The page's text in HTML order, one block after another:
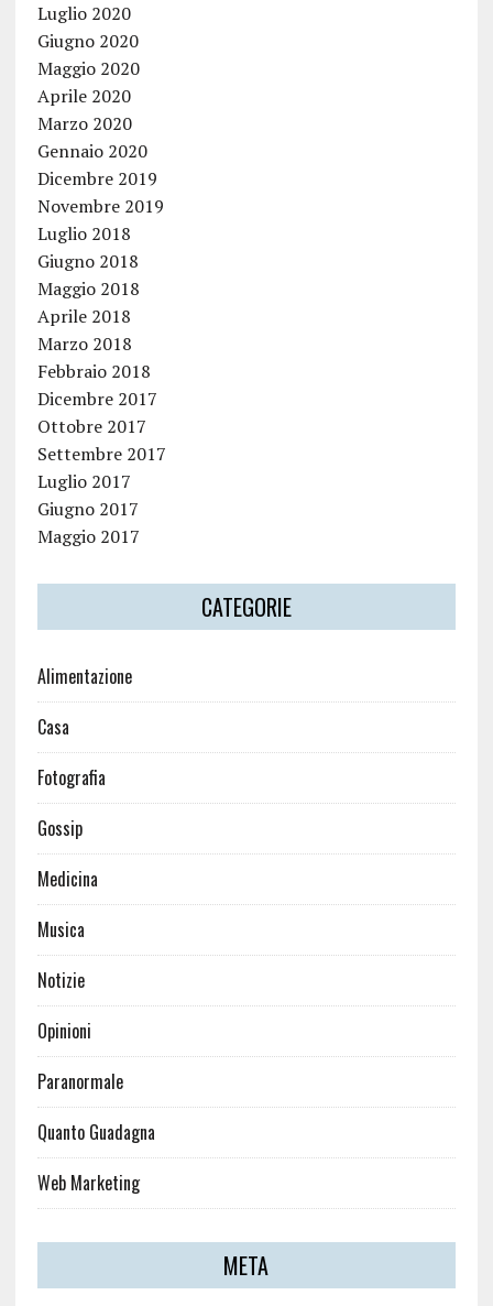
Luglio 2020
Giugno 2020
Maggio 2020
Aprile 2020
Marzo 2020
Gennaio 2020
Dicembre 2019
Novembre 2019
Luglio 2018
Giugno 2018
Maggio 2018
Aprile 2018
Marzo 2018
Febbraio 2018
Dicembre 2017
Ottobre 2017
Settembre 2017
Luglio 2017
Giugno 2017
Maggio 2017
CATEGORIE
Alimentazione
Casa
Fotografia
Gossip
Medicina
Musica
Notizie
Opinioni
Paranormale
Quanto Guadagna
Web Marketing
META